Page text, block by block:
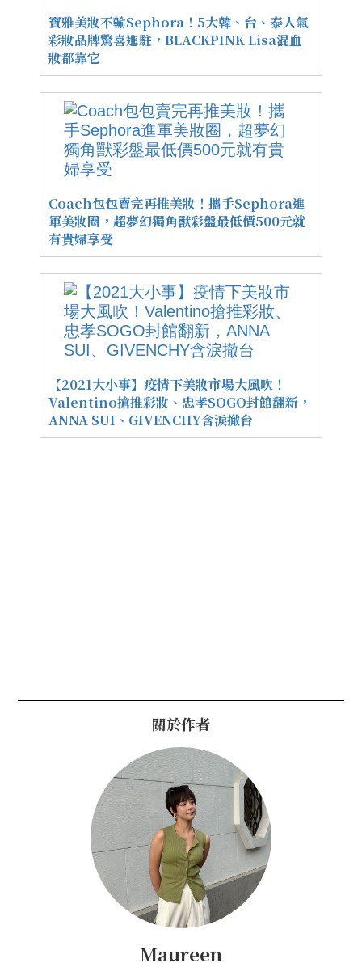
寶雅美妝不輸Sephora！5大韓、台、泰人氣
彩妝品牌驚喜進駐，BLACKPINK Lisa混血
妝都靠它
Coach包包賣完再推美妝！攜手Sephora進
軍美妝圈，超夢幻獨角獸彩盤最低價500元就
有貴婦享受
【2021大小事】疫情下美妝市場大風吹！
Valentino搶推彩妝、忠孝SOGO封館翻新，
ANNA SUI、GIVENCHY含淚撤台
關於作者
Maureen